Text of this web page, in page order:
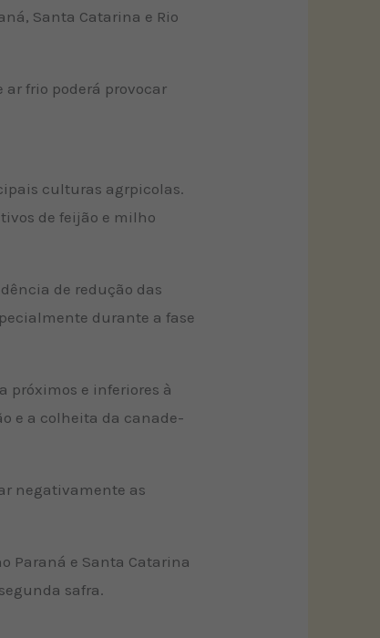
Santa Catarina e Rio
ar frio poderá provocar
culturas agrpicolas.
de feijão e milho
de redução das
durante a fase
próximos e inferiores à
e a colheita da canade-
negativamente as
Paraná e Santa Catarina
safra.